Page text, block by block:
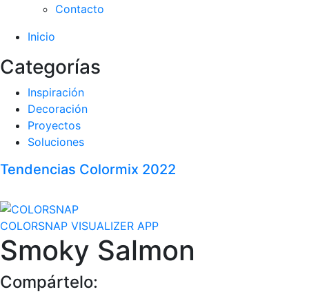
Contacto
Inicio
Categorías
Inspiración
Decoración
Proyectos
Soluciones
Tendencias Colormix 2022
COLORSNAP VISUALIZER APP
Smoky Salmon
Compártelo: